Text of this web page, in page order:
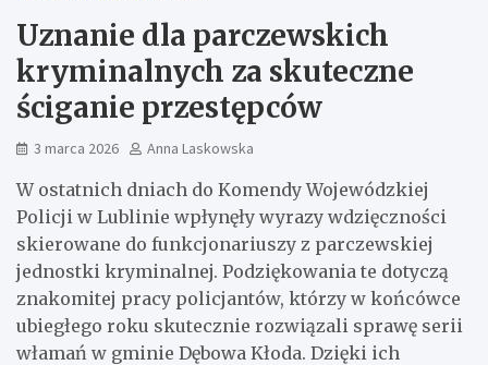
Uznanie dla parczewskich
kryminalnych za skuteczne
ściganie przestępców
3 marca 2026 Anna Laskowska
W ostatnich dniach do Komendy Wojewódzkiej
Policji w Lublinie wpłynęły wyrazy wdzięczności
skierowane do funkcjonariuszy z parczewskiej
jednostki kryminalnej. Podziękowania te dotyczą
znakomitej pracy policjantów, którzy w końcówce
ubiegłego roku skutecznie rozwiązali sprawę serii
włamań w gminie Dębowa Kłoda. Dzięki ich